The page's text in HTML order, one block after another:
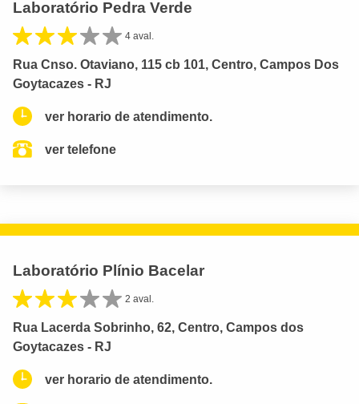
Laboratório Pedra Verde
4 aval.
Rua Cnso. Otaviano, 115 cb 101, Centro, Campos Dos
Goytacazes - RJ
ver horario de atendimento.
ver telefone
Laboratório Plínio Bacelar
2 aval.
Rua Lacerda Sobrinho, 62, Centro, Campos dos
Goytacazes - RJ
ver horario de atendimento.